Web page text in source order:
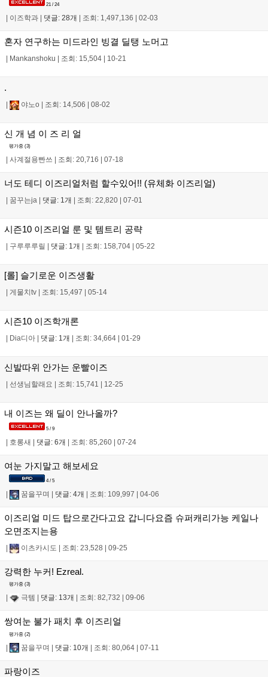
21 / 24
| 이즈학과 | 댓글: 28개 | 조회: 1,497,136 | 02-03
혼자 연구하는 미드라인 빙결 딜탱 노머고
| Mankanshoku | 조회: 15,504 | 10-21
.
| 야노o | 조회: 14,506 | 08-02
신 개 념 이 즈 리 얼
평가중 (3)
사계절용빤쓰 조회: 20,716 07-18
너도 테디 이즈리얼처럼 할수있어!! (유체화 이즈리얼)
꿈꾸는ja 댓글: 1개 조회: 22,820 07-01
시즌10 이즈리얼 룬 및 템트리 공략
구루루루릴 댓글: 1개 조회: 158,704 05-22
[롤] 슬기로운 이즈생활
게물치tv 조회: 15,497 05-14
시즌10 이즈학개론
Dia디아 댓글: 1개 조회: 34,664 01-29
신발따위 안가는 운빨이즈
선생님할래요 조회: 15,741 12-25
내 이즈는 왜 딜이 안나올까?
5 / 9
| 호롱새 | 댓글: 6개 | 조회: 85,260 | 07-24
여눈 가지말고 해보세요
4 / 5
| 꿈을꾸며 | 댓글: 4개 | 조회: 109,997 | 04-06
이즈리얼 미드 탑으로간다고요 갑니다요즘 슈퍼캐리가능 케일나
오면조지는용
| 이츠카시도 | 조회: 23,528 | 09-25
강력한 누커! Ezreal.
평가중 (3)
극템 댓글: 13개 조회: 82,732 09-06
쌍여눈 불가 패치 후 이즈리얼
평가중 (2)
| 꿈을꾸며 | 댓글: 10개 | 조회: 80,064 | 07-11
파랑이즈